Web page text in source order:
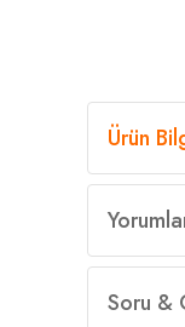
Ürün
Soru &